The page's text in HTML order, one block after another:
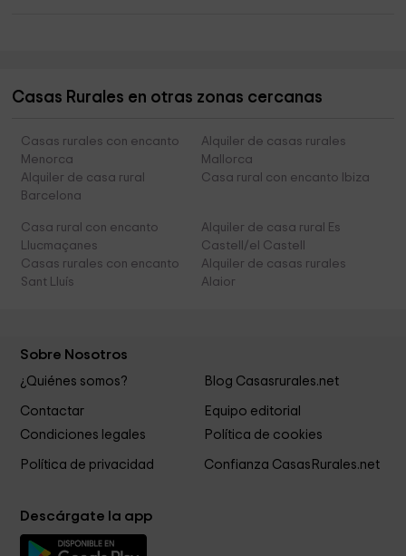
Casas Rurales en otras zonas cercanas
Casas rurales con encanto
Menorca
Alquiler de casas rurales
Mallorca
Alquiler de casa rural
Barcelona
Casa rural con encanto Ibiza
Casa rural con encanto
Llucmaçanes
Alquiler de casa rural Es
Castell/el Castell
Casas rurales con encanto
Sant Lluís
Alquiler de casas rurales
Alaior
Sobre Nosotros
¿Quiénes somos? Blog Casasrurales.net
Contactar
Equipo editorial
Condiciones legales
Política de cookies
Política de privacidad Confianza CasasRurales.net
Descárgate la app